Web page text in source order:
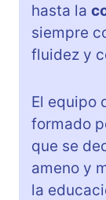
hasta la
siempre
fluidez y
El equipo
formado
que se
ameno y
la